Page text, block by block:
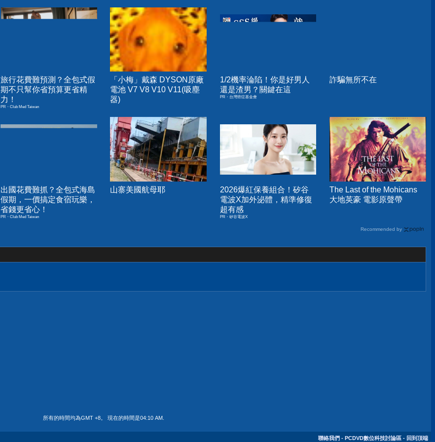
旅行花費難預測？全包式假
期不只幫你省預算更省精
力！
PR・Club Med Taiwan
「小梅」戴森 DYSON原廠
電池 V7 V8 V10 V11(吸塵
器)
1/2機率淪陷！你是好男人
還是渣男？關鍵在這
PR・台灣癌症基金會
詐騙無所不在
出國花費難抓？全包式海島
假期，一價搞定食宿玩樂，
省錢更省心！
PR・Club Med Taiwan
山寨美國航母耶
2026爆紅保養組合！矽谷
電波X加外泌體，精準修復
超有感
PR・矽谷電波X
The Last of the Mohicans
大地英豪 電影原聲帶
Recommended by
所有的時間均為GMT +8。 現在的時間是04:10 AM
聯絡我們 - PCDVD數位科技討論區 - 回到頂端